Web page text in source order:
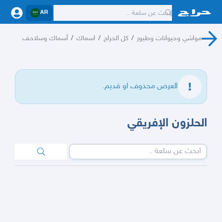
AR
مواشي وحيوانات وطيور / كل الحراج / اسماك / أسماك وسلاحف
العرض محذوف او قديم.
الحلزون الإفريقي